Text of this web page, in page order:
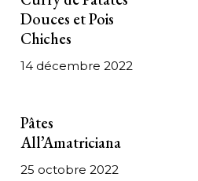
Douces et Pois
Chiches
14 décembre 2022
Pâtes
All’Amatriciana
25 octobre 2022